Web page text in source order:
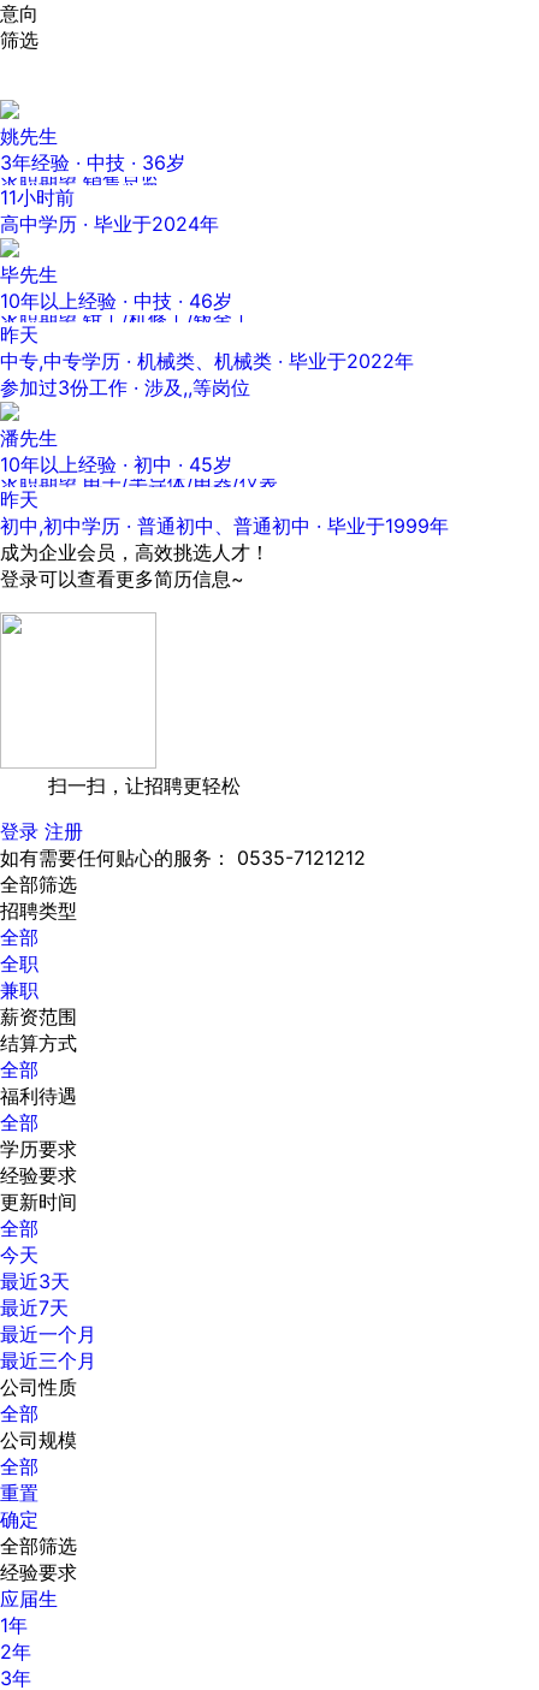
意向
筛选
姚先生
3年经验 · 中技 · 36岁
求职期望 销售总监
11小时前
高中学历 · 毕业于2024年
毕先生
10年以上经验 · 中技 · 46岁
求职期望 钳工/机修工/钣金工
昨天
中专,中专学历 · 机械类、机械类 · 毕业于2022年
参加过3份工作 · 涉及,,等岗位
潘先生
10年以上经验 · 初中 · 45岁
求职期望 电子/半导体/电器/仪表
昨天
初中,初中学历 · 普通初中、普通初中 · 毕业于1999年
成为企业会员，高效挑选人才！
登录可以查看更多简历信息~
扫一扫，让招聘更轻松
登录 注册
如有需要任何贴心的服务： 0535-7121212
全部筛选
招聘类型
全部
全职
兼职
薪资范围
结算方式
全部
福利待遇
全部
学历要求
经验要求
更新时间
全部
今天
最近3天
最近7天
最近一个月
最近三个月
公司性质
全部
公司规模
全部
重置
确定
全部筛选
经验要求
应届生
1年
2年
3年